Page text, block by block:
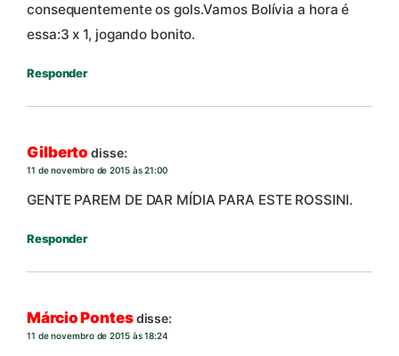
consequentemente os gols.Vamos Bolívia a hora é
essa:3 x 1, jogando bonito.
Responder
Gilberto disse:
11 de novembro de 2015 às 21:00
GENTE PAREM DE DAR MÍDIA PARA ESTE ROSSINI.
Responder
Márcio Pontesdisse:
11 de novembro de 2015 às 18:24